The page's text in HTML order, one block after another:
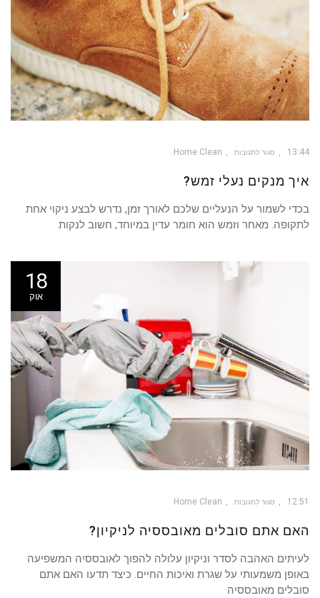
13:44 סגור לתגובות
מנקים
נעלי
Home Clean
איך מנקים נעלי זמש?
בכדי לשמור על הנעליים שלכם לאורך זמן, נדרש לבצע ניקוי אחת
לתקופה. מאחר וזמש הוא חומר עדין במיוחד, חשוב לנקות
18
אוק
12:51 סגור לתגובות
אתם
סובלים
Home Clean
האם אתם סובלים מאובססיה לניקיון?
לעיתים האהבה לסדר וניקיון עלולה להפוך לאובססיה המשפיעה
באופן משמעותי על שגרת ואיכות החיים. כיצד תדעו האם אתם
סובלים מאובססיה